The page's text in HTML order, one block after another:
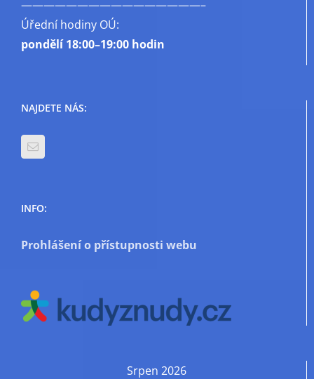
————————————————–
Úřední hodiny OÚ:
pondělí18:00–19:00 hodin
NAJDETE NÁS:
INFO:
Prohlášení o přístupnosti webu
Srpen 2026